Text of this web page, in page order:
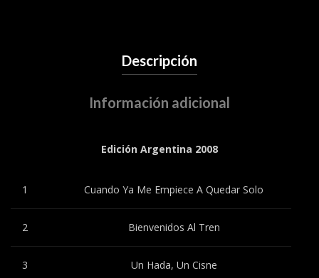
Descripción
Información adicional
Edición Argentina 2008
1 Cuando Ya Me Empiece A Quedar Solo
2 Bienvenidos Al Tren
3 Un Hada, Un Cisne